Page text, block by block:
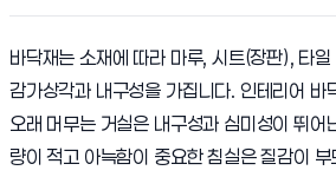
바닥재는 소재에 따라 마루, 시트(장판), 타
감가상각과 내구성을 가집니다. 인테리어 바
오래 머무는 거실은 내구성과 심미성이 뛰어
량이 적고 아늑함이 중요한 침실은 질감이